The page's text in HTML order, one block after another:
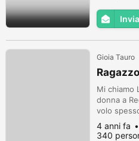
Gioia Tauro
Mi chiamo
donna a
volo
cerco una
anni e
4 anni fa
340